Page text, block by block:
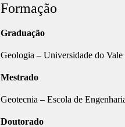
Formação
Graduação
Geologia – Universidade do
Mestrado
Geotecnia – Escola de
Doutorado